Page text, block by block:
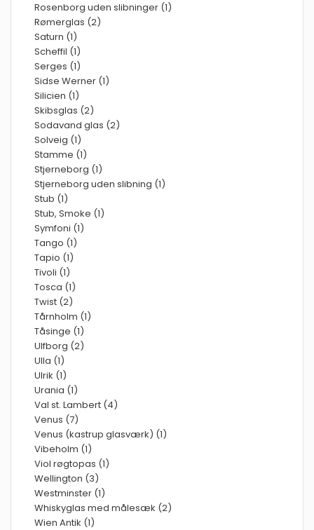
Rosenborg uden slibninger (1)
Rømerglas (2)
Saturn (1)
Scheffil (1)
Serges (1)
Sidse Werner (1)
Silicien (1)
Skibsglas (2)
Sodavand glas (2)
Solveig (1)
Stamme (1)
Stjerneborg (1)
Stjerneborg uden slibning (1)
Stub (1)
Stub, Smoke (1)
Symfoni (1)
Tango (1)
Tapio (1)
Tivoli (1)
Tosca (1)
Twist (2)
Tårnholm (1)
Tåsinge (1)
Ulfborg (2)
Ulla (1)
Ulrik (1)
Urania (1)
Val st. Lambert (4)
Venus (7)
Venus (kastrup glasværk) (1)
Vibeholm (1)
Viol røgtopas (1)
Wellington (3)
Westminster (1)
Whiskyglas med målesæk (2)
Wien Antik (1)